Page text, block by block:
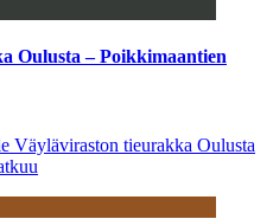
Oulusta – Poikkimaantien
Väyläviraston tieurakka Oulusta